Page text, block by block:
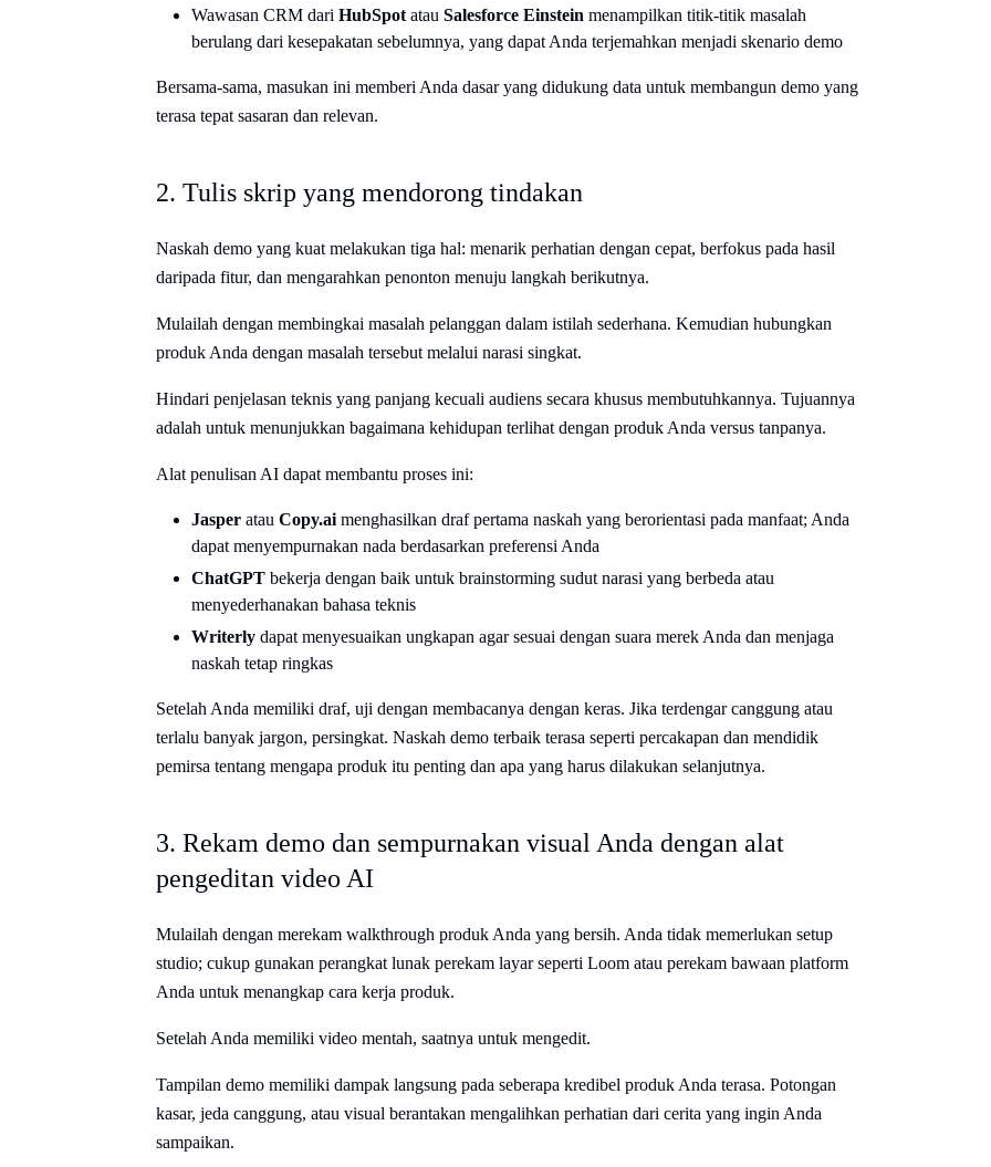
Wawasan CRM dari HubSpot atau Salesforce Einstein menampilkan titik-titik masalah
berulang dari kesepakatan sebelumnya, yang dapat Anda terjemahkan menjadi skenario demo
Bersama-sama, masukan ini memberi Anda dasar yang didukung data untuk membangun demo yang
terasa tepat sasaran dan relevan.
2. Tulis skrip yang mendorong tindakan
Naskah demo yang kuat melakukan tiga hal: menarik perhatian dengan cepat, berfokus pada hasil
daripada fitur, dan mengarahkan penonton menuju langkah berikutnya.
Mulailah dengan membingkai masalah pelanggan dalam istilah sederhana. Kemudian hubungkan
produk Anda dengan masalah tersebut melalui narasi singkat.
Hindari penjelasan teknis yang panjang kecuali audiens secara khusus membutuhkannya. Tujuannya
adalah untuk menunjukkan bagaimana kehidupan terlihat dengan produk Anda versus tanpanya.
Alat penulisan AI dapat membantu proses ini:
Jasper atau Copy.ai menghasilkan draf pertama naskah yang berorientasi pada manfaat; Anda
dapat menyempurnakan nada berdasarkan preferensi Anda
ChatGPT bekerja dengan baik untuk brainstorming sudut narasi yang berbeda atau
menyederhanakan bahasa teknis
Writerly dapat menyesuaikan ungkapan agar sesuai dengan suara merek Anda dan menjaga
naskah tetap ringkas
Setelah Anda memiliki draf, uji dengan membacanya dengan keras. Jika terdengar canggung atau
terlalu banyak jargon, persingkat. Naskah demo terbaik terasa seperti percakapan dan mendidik
pemirsa tentang mengapa produk itu penting dan apa yang harus dilakukan selanjutnya.
3. Rekam demo dan sempurnakan visual Anda dengan alat
pengeditan video AI
Mulailah dengan merekam walkthrough produk Anda yang bersih. Anda tidak memerlukan setup
studio; cukup gunakan perangkat lunak perekam layar seperti Loom atau perekam bawaan platform
Anda untuk menangkap cara kerja produk.
Setelah Anda memiliki video mentah, saatnya untuk mengedit.
Tampilan demo memiliki dampak langsung pada seberapa kredibel produk Anda terasa. Potongan
kasar, jeda canggung, atau visual berantakan mengalihkan perhatian dari cerita yang ingin Anda
sampaikan.